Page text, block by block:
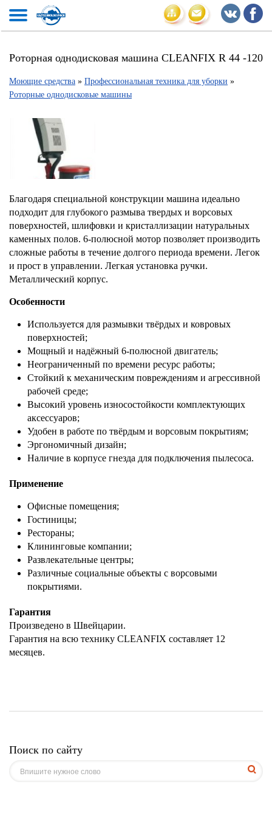
Роторная однодисковая машина CLEANFIX R 44 -120
Моющие средства » Профессиональная техника для уборки »
Роторные однодисковые машины
Благодаря специальной конструкции машина идеально
подходит для глубокого размыва твердых и ворсовых
поверхностей, шлифовки и кристаллизации натуральных
каменных полов. 6-полюсной мотор позволяет производить
сложные работы в течение долгого периода времени. Легок
и прост в управлении. Легкая установка ручки.
Металлический корпус.
Особенности
Используется для размывки твёрдых и ковровых
поверхностей;
Мощный и надёжный 6-полюсной двигатель;
Неограниченный по времени ресурс работы;
Стойкий к механическим повреждениям и агрессивной
рабочей среде;
Высокий уровень износостойкости комплектующих
аксессуаров;
Удобен в работе по твёрдым и ворсовым покрытиям;
Эргономичный дизайн;
Наличие в корпусе гнезда для подключения пылесоса.
Применение
Офисные помещения;
Гостиницы;
Рестораны;
Клининговые компании;
Развлекательные центры;
Различные социальные объекты с ворсовыми
покрытиями.
Гарантия
Произведено в Швейцарии.
Гарантия на всю технику CLEANFIX составляет 12
месяцев.
Поиск по сайту